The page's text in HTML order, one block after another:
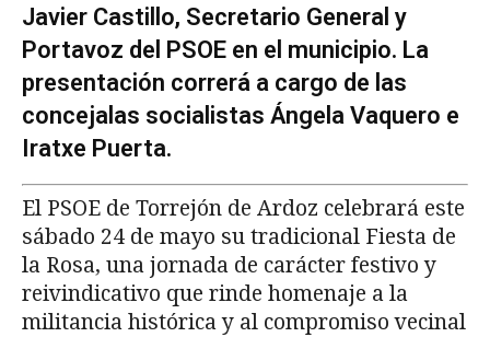
Javier Castillo, Secretario General y
Portavoz del PSOE en el municipio. La
presentación correrá a cargo de las
concejalas socialistas Ángela Vaquero e
Iratxe Puerta.
El PSOE de Torrejón de Ardoz celebrará este
sábado 24 de mayo su tradicional Fiesta de
la Rosa, una jornada de carácter festivo y
reivindicativo que rinde homenaje a la
militancia histórica y al compromiso vecinal